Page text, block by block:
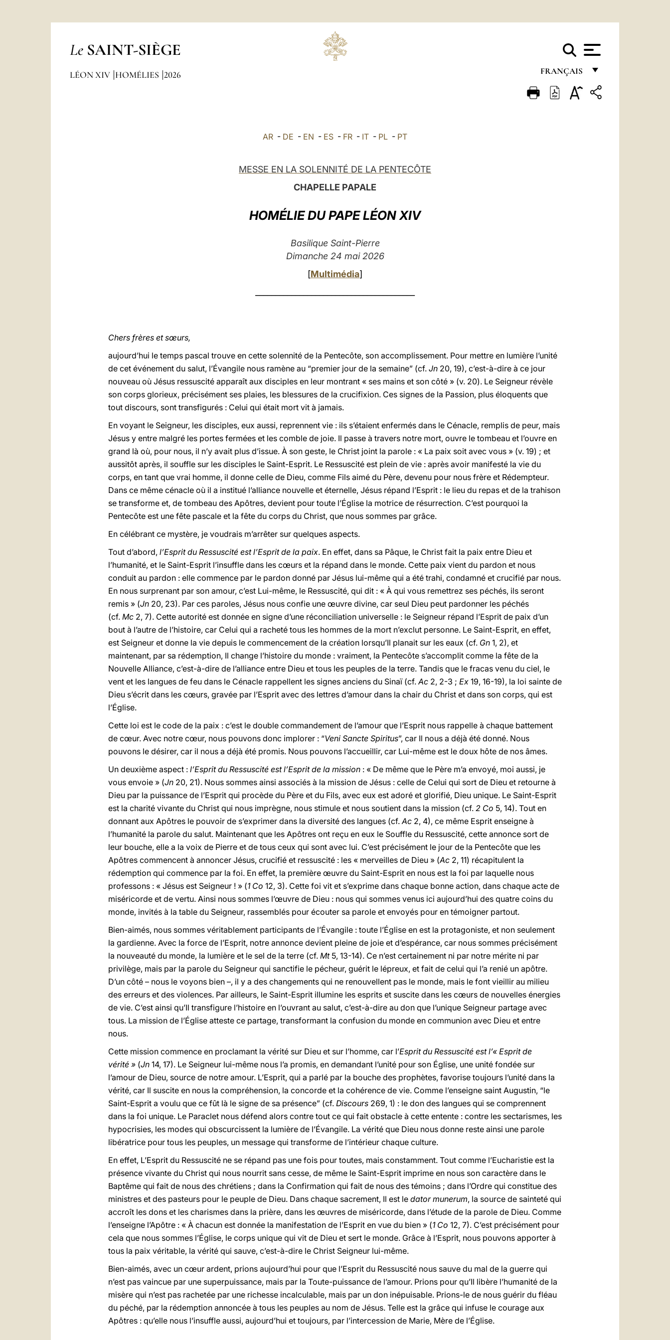
Le SAINT-SIÈGE
FRANÇAIS
FRANÇAIS
LÉON XIV HOMÉLIES 2026
AR - DE - EN - ES - FR - IT - PL - PT
MESSE EN LA SOLENNITÉ DE LA PENTECÔTE
CHAPELLE PAPALE
HOMÉLIE DU PAPE LÉON XIV
Basilique Saint-Pierre
Dimanche 24 mai 2026
[Multimédia]
Chers frères et sœurs,
aujourd’hui le temps pascal trouve en cette solennité de la Pentecôte, son accomplissement. Pour mettre en lumière l’unité
de cet événement du salut, l’Évangile nous ramène au “premier jour de la semaine” (cf. Jn 20, 19), c’est-à-dire à ce jour
nouveau où Jésus ressuscité apparaît aux disciples en leur montrant « ses mains et son côté » (v. 20). Le Seigneur révèle
son corps glorieux, précisément ses plaies, les blessures de la crucifixion. Ces signes de la Passion, plus éloquents que
tout discours, sont transfigurés : Celui qui était mort vit à jamais.
En voyant le Seigneur, les disciples, eux aussi, reprennent vie : ils s’étaient enfermés dans le Cénacle, remplis de peur, mais
Jésus y entre malgré les portes fermées et les comble de joie. Il passe à travers notre mort, ouvre le tombeau et l’ouvre en
grand là où, pour nous, il n’y avait plus d’issue. À son geste, le Christ joint la parole : « La paix soit avec vous » (v. 19) ; et
aussitôt après, il souffle sur les disciples le Saint-Esprit. Le Ressuscité est plein de vie : après avoir manifesté la vie du
corps, en tant que vrai homme, il donne celle de Dieu, comme Fils aimé du Père, devenu pour nous frère et Rédempteur.
Dans ce même cénacle où il a institué l’alliance nouvelle et éternelle, Jésus répand l’Esprit : le lieu du repas et de la trahison
se transforme et, de tombeau des Apôtres, devient pour toute l’Église la motrice de résurrection. C’est pourquoi la
Pentecôte est une fête pascale et la fête du corps du Christ, que nous sommes par grâce.
En célébrant ce mystère, je voudrais m’arrêter sur quelques aspects.
Tout d’abord, l’Esprit du Ressuscité est l’Esprit de la paix. En effet, dans sa Pâque, le Christ fait la paix entre Dieu et
l’humanité, et le Saint-Esprit l’insuffle dans les cœurs et la répand dans le monde. Cette paix vient du pardon et nous
conduit au pardon : elle commence par le pardon donné par Jésus lui-même qui a été trahi, condamné et crucifié par nous.
En nous surprenant par son amour, c’est Lui-même, le Ressuscité, qui dit : « À qui vous remettrez ses péchés, ils seront
remis » (Jn 20, 23). Par ces paroles, Jésus nous confie une œuvre divine, car seul Dieu peut pardonner les péchés
(cf. Mc 2, 7). Cette autorité est donnée en signe d’une réconciliation universelle : le Seigneur répand l’Esprit de paix d’un
bout à l’autre de l’histoire, car Celui qui a racheté tous les hommes de la mort n’exclut personne. Le Saint-Esprit, en effet,
est Seigneur et donne la vie depuis le commencement de la création lorsqu’Il planait sur les eaux (cf. Gn 1, 2), et
maintenant, par sa rédemption, Il change l’histoire du monde : vraiment, la Pentecôte s’accomplit comme la fête de la
Nouvelle Alliance, c’est-à-dire de l’alliance entre Dieu et tous les peuples de la terre. Tandis que le fracas venu du ciel, le
vent et les langues de feu dans le Cénacle rappellent les signes anciens du Sinaï (cf.Ac 2, 2-3 ; Ex 19, 16-19), la loi sainte de
Dieu s’écrit dans les cœurs, gravée par l’Esprit avec des lettres d’amour dans la chair du Christ et dans son corps, qui est
l’Église.
Cette loi est le code de la paix : c’est le double commandement de l’amour que l’Esprit nous rappelle à chaque battement
de cœur. Avec notre cœur, nous pouvons donc implorer : “Veni Sancte Spiritus”, car Il nous a déjà été donné. Nous
pouvons le désirer, car il nous a déjà été promis. Nous pouvons l’accueillir, car Lui-même est le doux hôte de nos âmes.
Un deuxième aspect : l’Esprit du Ressuscité est l’Esprit de la mission : « De même que le Père m’a envoyé, moi aussi, je
vous envoie » (Jn 20, 21). Nous sommes ainsi associés à la mission de Jésus : celle de Celui qui sort de Dieu et retourne à
Dieu par la puissance de l’Esprit qui procède du Père et du Fils, avec eux est adoré et glorifié, Dieu unique. Le Saint-Esprit
est la charité vivante du Christ qui nous imprègne, nous stimule et nous soutient dans la mission (cf. 2 Co 5, 14). Tout en
donnant aux Apôtres le pouvoir de s’exprimer dans la diversité des langues (cf.Ac 2, 4), ce même Esprit enseigne à
l’humanité la parole du salut. Maintenant que les Apôtres ont reçu en eux le Souffle du Ressuscité, cette annonce sort de
leur bouche, elle a la voix de Pierre et de tous ceux qui sont avec lui. C’est précisément le jour de la Pentecôte que les
Apôtres commencent à annoncer Jésus, crucifié et ressuscité : les « merveilles de Dieu » (Ac 2, 11) récapitulent la
rédemption qui commence par la foi. En effet, la première œuvre du Saint-Esprit en nous est la foi par laquelle nous
professons : « Jésus est Seigneur ! » (1 Co 12, 3). Cette foi vit et s’exprime dans chaque bonne action, dans chaque acte de
miséricorde et de vertu. Ainsi nous sommes l’œuvre de Dieu : nous qui sommes venus ici aujourd’hui des quatre coins du
monde, invités à la table du Seigneur, rassemblés pour écouter sa parole et envoyés pour en témoigner partout.
Bien-aimés, nous sommes véritablement participants de l’Évangile : toute l’Église en est la protagoniste, et non seulement
la gardienne. Avec la force de l’Esprit, notre annonce devient pleine de joie et d’espérance, car nous sommes précisément
la nouveauté du monde, la lumière et le sel de la terre (cf. Mt5, 13-14). Ce n’est certainement ni par notre mérite ni par
privilège, mais par la parole du Seigneur qui sanctifie le pécheur, guérit le lépreux, et fait de celui qui l’a renié un apôtre.
D’un côté – nous le voyons bien –, il y a des changements qui ne renouvellent pas le monde, mais le font vieillir au milieu
des erreurs et des violences. Par ailleurs, le Saint-Esprit illumine les esprits et suscite dans les cœurs de nouvelles énergies
de vie. C’est ainsi qu’Il transfigure l’histoire en l’ouvrant au salut, c’est-à-dire au don que l’unique Seigneur partage avec
tous. La mission de l’Église atteste ce partage, transformant la confusion du monde en communion avec Dieu et entre
nous.
Cette mission commence en proclamant la vérité sur Dieu et sur l’homme, car l’Esprit du Ressuscité est l’« Esprit de
vérité » (Jn 14, 17). Le Seigneur lui-même nous l’a promis, en demandant l’unité pour son Église, une unité fondée sur
l’amour de Dieu, source de notre amour. L’Esprit, qui a parlé par la bouche des prophètes, favorise toujours l’unité dans la
vérité, car Il suscite en nous la compréhension, la concorde et la cohérence de vie. Comme l’enseigne saint Augustin, “le
Saint-Esprit a voulu que ce fût là le signe de sa présence” (cf. Discours 269, 1) : le don des langues qui se comprennent
dans la foi unique. Le Paraclet nous défend alors contre tout ce qui fait obstacle à cette entente : contre les sectarismes, les
hypocrisies, les modes qui obscurcissent la lumière de l’Évangile. La vérité que Dieu nous donne reste ainsi une parole
libératrice pour tous les peuples, un message qui transforme de l’intérieur chaque culture.
En effet, L’Esprit du Ressuscité ne se répand pas une fois pour toutes, mais constamment. Tout comme l’Eucharistie est la
présence vivante du Christ qui nous nourrit sans cesse, de même le Saint-Esprit imprime en nous son caractère dans le
Baptême qui fait de nous des chrétiens ; dans la Confirmation qui fait de nous des témoins ; dans l’Ordre qui constitue des
ministres et des pasteurs pour le peuple de Dieu. Dans chaque sacrement, Il est le dator munerum, la source de sainteté qui
accroît les dons et les charismes dans la prière, dans les œuvres de miséricorde, dans l’étude de la parole de Dieu. Comme
l’enseigne l’Apôtre : « À chacun est donnée la manifestation de l’Esprit en vue du bien » (1 Co 12, 7). C’est précisément pour
cela que nous sommes l’Église, le corps unique qui vit de Dieu et sert le monde. Grâce à l’Esprit, nous pouvons apporter à
tous la paix véritable, la vérité qui sauve, c’est-à-dire le Christ Seigneur lui-même.
Bien-aimés, avec un cœur ardent, prions aujourd’hui pour que l’Esprit du Ressuscité nous sauve du mal de la guerre qui
n’est pas vaincue par une superpuissance, mais par la Toute-puissance de l’amour. Prions pour qu’Il libère l’humanité de la
misère qui n’est pas rachetée par une richesse incalculable, mais par un don inépuisable. Prions-le de nous guérir du fléau
du péché, par la rédemption annoncée à tous les peuples au nom de Jésus. Telle est la grâce qui infuse le courage aux
Apôtres : qu’elle nous l’insuffle aussi, aujourd’hui et toujours, par l’intercession de Marie, Mère de l’Église.